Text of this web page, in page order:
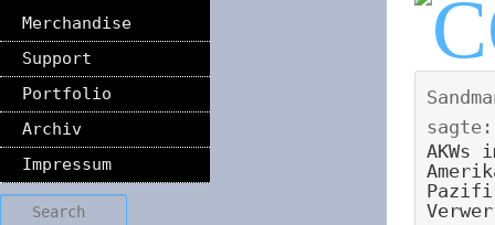
Merchandise
Support
Portfolio
Archiv
Impressum
Search
sagte:
AKWs